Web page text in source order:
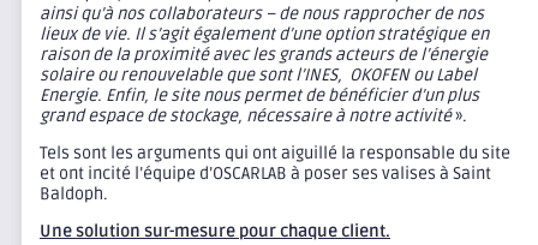
ainsi qu’à nos collaborateurs – de nous rapprocher de nos
lieux de vie. Il s’agit également d’une option stratégique en
raison de la proximité avec les grands acteurs de l’énergie
solaire ou renouvelable que sont l’INES, OKOFEN ou Label
Energie. Enfin, le site nous permet de bénéficier d’un plus
grand espace de stockage, nécessaire à notre activité».
Tels sont les arguments qui ont aiguillé la responsable du site
et ont incité l’équipe d’OSCARLAB à poser ses valises à Saint
Baldoph.
Une solution sur-mesure pour chaque client.